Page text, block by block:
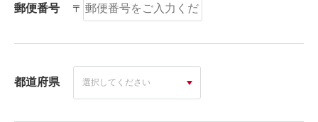
郵便番号 〒
都道府県